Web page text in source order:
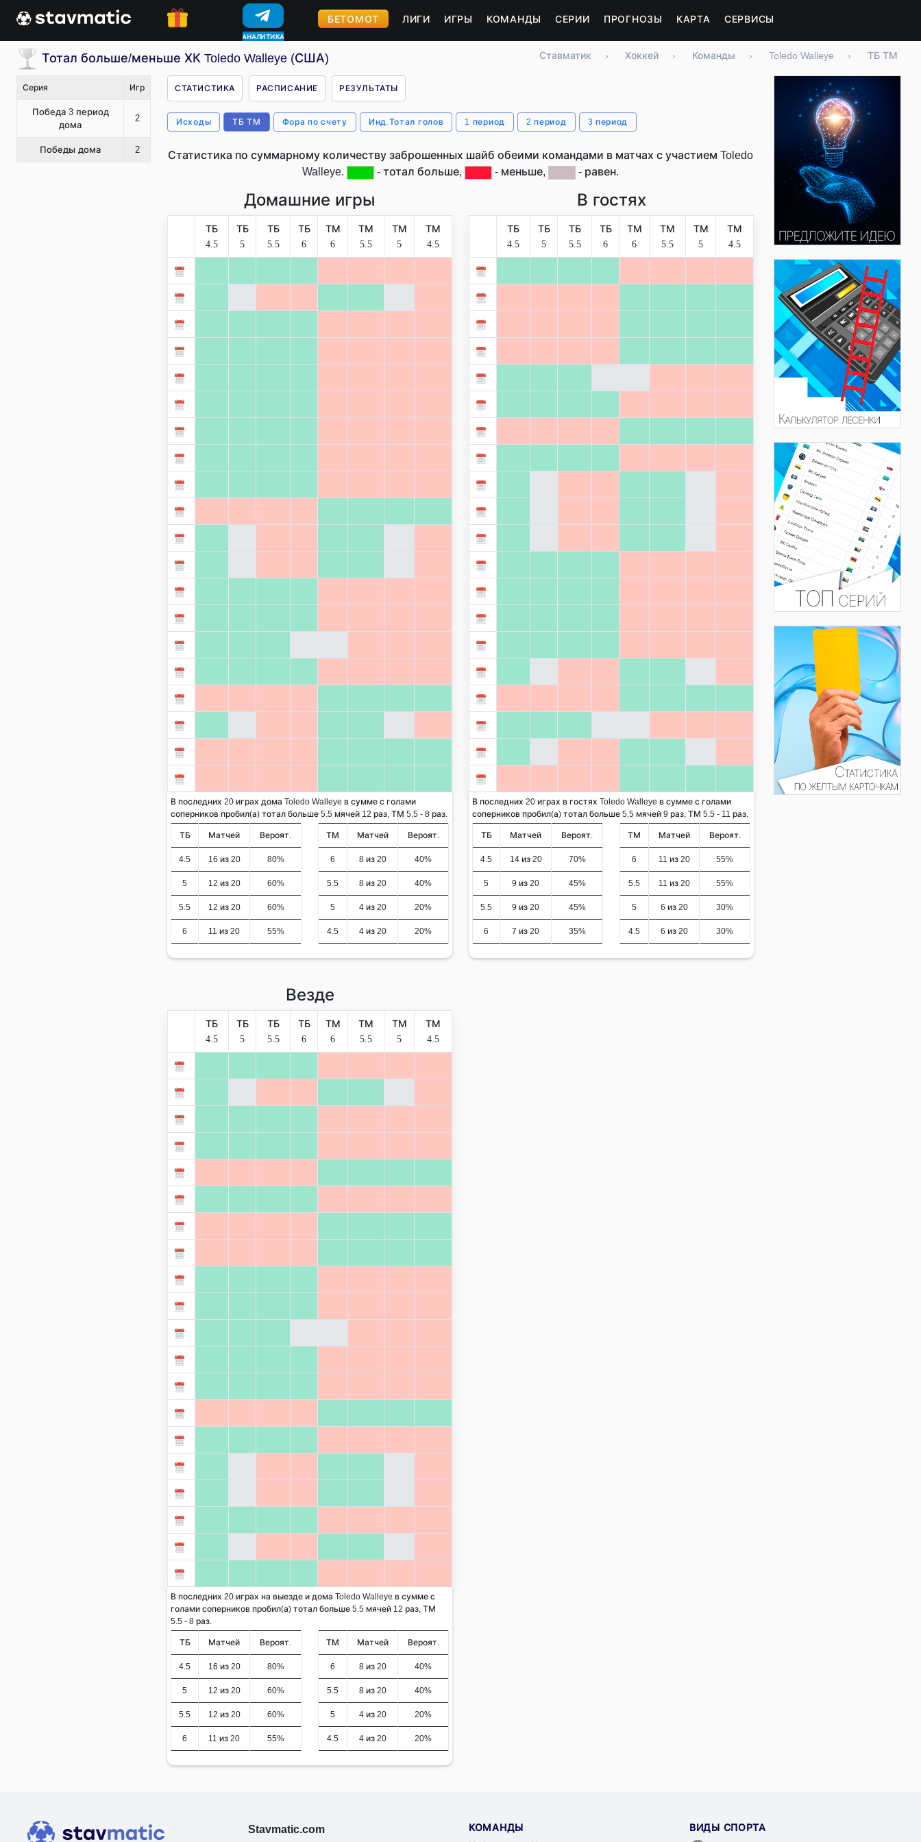
КОНКУРСЫ
БЕТОМОТ ЛИГИ ИГРЫ КОМАНДЫ СЕРИИ ПРОГНОЗЫ КАРТА СЕРВИСЫ
Тотал больше/меньше ХК Toledo Walleye (США) Ставматик › Хоккей › Команды › Toledo Walleye › ТБ ТМ
Серия Игр
Победа 3 период
дома
2
Победы дома 2
СТАТИСТИКА РАСПИСАНИЕ РЕЗУЛЬТАТЫ
Исходы ТБ ТМ Фора по счету Инд.Тотал голов 1 период 2 период 3 период
Статистика по суммарному количеству заброшенных шайб обеими командами в матчах с участием Toledo
Walleye.
- тотал больше, - меньше, - равен.
Домашние игры
ТБ
4.5
ТБ
5
ТБ
5.5
ТБ
6
ТМ
6
ТМ
5.5
ТМ
5
ТМ
4.5
В последних 20 играх дома Toledo Walleye в сумме с голами
соперников пробил(а) тотал больше 5.5 мячей 12 раз, ТМ 5.5 - 8 раз.
ТБ Матчей Вероят.
4.5 16 из 20 80%
5 12 из 20 60%
5.5 12 из 20 60%
6 11 из 20 55%
ТМ Матчей Вероят.
6 8 из 20 40%
5.5 8 из 20 40%
5 4 из 20 20%
4.5 4 из 20 20%
В гостях
ТБ
4.5
ТБ
5
ТБ
5.5
ТБ
6
ТМ
6
ТМ
5.5
ТМ
5
ТМ
4.5
В последних 20 играх в гостях Toledo Walleye в сумме с голами
соперников пробил(а) тотал больше 5.5 мячей 9 раз, ТМ 5.5 - 11 раз.
ТБ Матчей Вероят.
4.5 14 из 20 70%
5 9 из 20 45%
5.5 9 из 20 45%
6 7 из 20 35%
ТМ Матчей Вероят.
6 11 из 20 55%
5.5 11 из 20 55%
5 6 из 20 30%
4.5 6 из 20 30%
Везде
ТБ
4.5
ТБ
5
ТБ
5.5
ТБ
6
ТМ
6
ТМ
5.5
ТМ
5
ТМ
4.5
В последних 20 играх на выезде и дома Toledo Walleye в сумме с
голами соперников пробил(а) тотал больше 5.5 мячей 12 раз, ТМ
5.5 - 8 раз.
ТБ Матчей Вероят.
4.5 16 из 20 80%
5 12 из 20 60%
5.5 12 из 20 60%
6 11 из 20 55%
ТМ Матчей Вероят.
6 8 из 20 40%
5.5 8 из 20 40%
5 4 из 20 20%
4.5 4 из 20 20%
Stavmatic.com
КОМАНДЫ
ВИДЫ СПОРТА